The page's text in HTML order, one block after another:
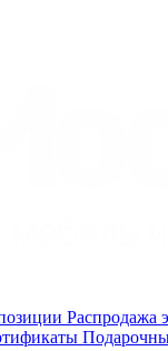
Распродажа